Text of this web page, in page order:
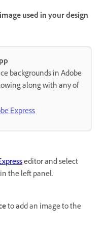
used in your design
backgrounds in Adobe
along with any of
Express
editor and select
in the left panel.
to add an image to the